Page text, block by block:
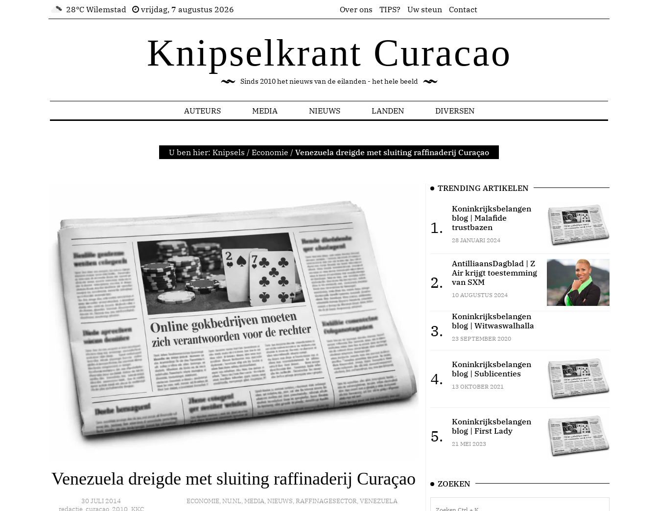
28°C Wilemstad vrijdag, 7 augustus 2026 Over ons TIPS? Uw steun Contact
Knipselkrant Curacao
Sinds 2010 het nieuws van de eilanden - het hele beeld
AUTEURS MEDIA NIEUWS LANDEN DIVERSEN
U ben hier: Knipsels / Economie / Venezuela dreigde met sluiting raffinaderij Curaçao
Venezuela dreigde met sluiting raffinaderij Curaçao
30 JULI 2014
redactie_curacao_2010_KKC
ECONOMIE,NU.NL,MEDIA,NIEUWS,RAFFINAGESECTOR,VENEZUELA
TRENDING ARTIKELEN
1.
Koninkrijksbelangen
blog | Malafide
trustbazen
28 JANUARI 2024
2.
AntilliaansDagblad | Z
Air krijgt toestemming
van SXM
10 AUGUSTUS 2024
3.
Koninkrijksbelangen
blog | Witwaswalhalla
23 SEPTEMBER 2020
4.
Koninkrijksbelangen
blog | Sublicenties
13 OKTOBER 2021
5.
Koninkrijksbelangen
blog | First Lady
21 MEI 2023
ZOEKEN